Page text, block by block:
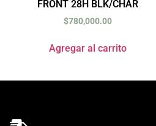
FRONT 28H BLK/CHAR
$780,000.00
Agregar al carrito